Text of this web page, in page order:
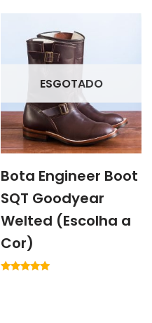
ESGOTADO
Bota Engineer Boot
SQT Goodyear
Welted (Escolha a
Cor)